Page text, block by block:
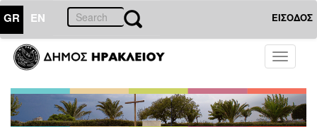
GR EN ΕΙΣΟΔΟΣ
Toggle
ΔΗΜΟΣ
Υπηρεσίες
Φορείς